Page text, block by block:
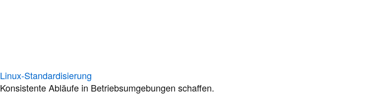
Linux-Standardisierung
Konsistente Abläufe in Betriebsumgebungen schaffen.